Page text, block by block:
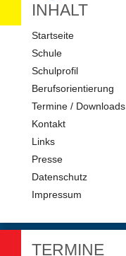
INHALT
Navigation
Startseite
Schule
Schulprofil
Berufsorientierung
Termine / Downloads
Kontakt
Links
Presse
Datenschutz
Impressum
TERMINE